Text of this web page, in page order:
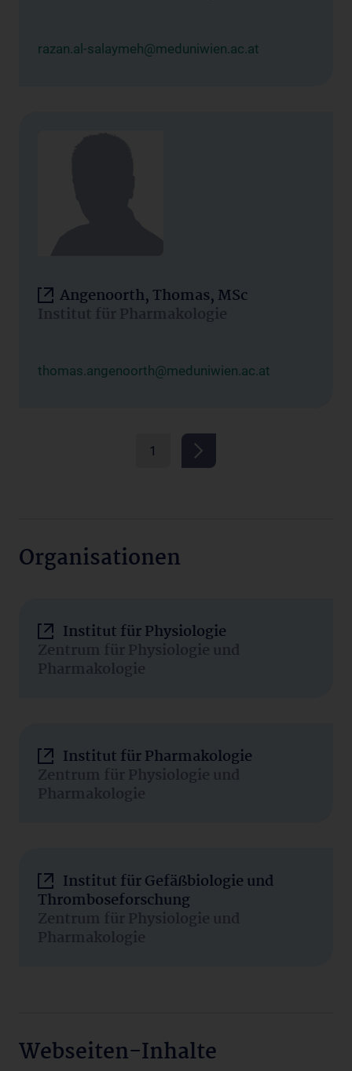
razan.al-salaymeh@meduniwien.ac.at
Angenoorth, Thomas, MSc
Institut für Pharmakologie
thomas.angenoorth@meduniwien.ac.at
1
Organisationen
Institut für Physiologie
Zentrum für Physiologie und
Pharmakologie
Institut für Pharmakologie
Zentrum für Physiologie und
Pharmakologie
Institut für Gefäßbiologie und
Thromboseforschung
Zentrum für Physiologie und
Pharmakologie
Webseiten-Inhalte